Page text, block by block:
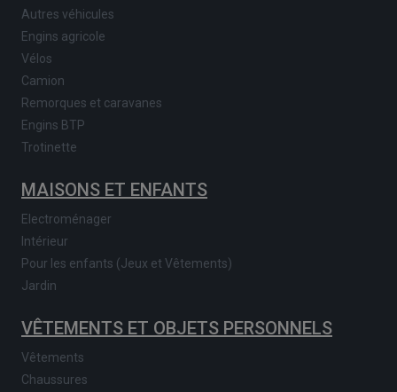
Autres véhicules
Engins agricole
Vélos
Camion
Remorques et caravanes
Engins BTP
Trotinette
MAISONS ET ENFANTS
Electroménager
Intérieur
Pour les enfants (Jeux et Vêtements)
Jardin
VÊTEMENTS ET OBJETS PERSONNELS
Vêtements
Chaussures